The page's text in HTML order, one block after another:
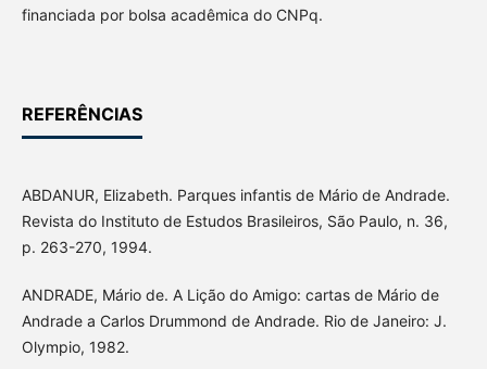
financiada por bolsa acadêmica do CNPq.
REFERÊNCIAS
ABDANUR, Elizabeth. Parques infantis de Mário de Andrade.
Revista do Instituto de Estudos Brasileiros, São Paulo, n. 36,
p. 263-270, 1994.
ANDRADE, Mário de. A Lição do Amigo: cartas de Mário de
Andrade a Carlos Drummond de Andrade. Rio de Janeiro: J.
Olympio, 1982.